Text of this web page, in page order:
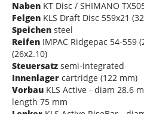
Naben KT Disc / SHIMANO
Felgen KLS Draft Disc 559x21
Speichen steel
Reifen IMPAC Ridgepac 54-559
(26x2.10)
Steuersatz semi-integrated
Innenlager cartridge (122 mm)
Vorbau KLS Active - diam 28.6
length 75 mm